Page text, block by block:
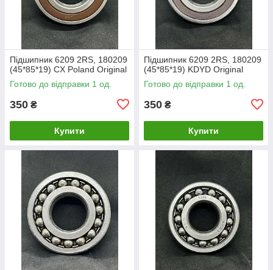
Підшипник 6209 2RS, 180209
(45*85*19) CX Poland Original
Готово до відправки 1 од.
350 ₴
Купити
Підшипник 6209 2RS, 180209
(45*85*19) KDYD Original
Готово до відправки 1 од.
350 ₴
Купити